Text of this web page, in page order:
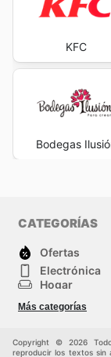
KFC
Bodegas
CATEGORÍAS
Ofertas
Electrónica
Hogar
Infancia
Más categorías
Copyright © 2026
reproducir los textos sin